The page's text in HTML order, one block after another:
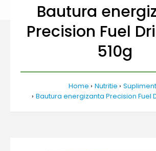
Bautura
Precision Fuel
510g
Home Nutritie
Bautura energizanta Precision Fuel